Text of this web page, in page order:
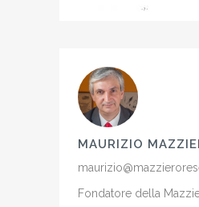
MAURIZIO
Fondatore della